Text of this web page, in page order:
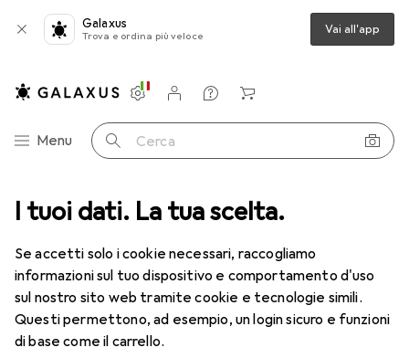
I tuoi dati. La tua scelta.
Se accetti solo i cookie necessari, raccogliamo
informazioni sul tuo dispositivo e comportamento d'uso
sul nostro sito web tramite cookie e tecnologie simili.
Questi permettono, ad esempio, un login sicuro e funzioni
di base come il carrello.
Galaxus
Trova e ordina più veloce Vai all'app
Categoria Navigazione
Menu Cerca
Impostazioni
Conto cliente
Liste di confronto
Liste dei desideri
Carrello
Lenti a contatto Air Optix HydraGlyde per l'astigmatismo 6
1 Immagine
Air Optix HydraGlyde per
EUR
55,82 EUR
9,31/1pz.